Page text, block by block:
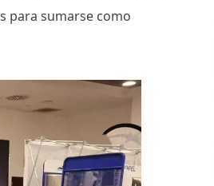
para sumarse como